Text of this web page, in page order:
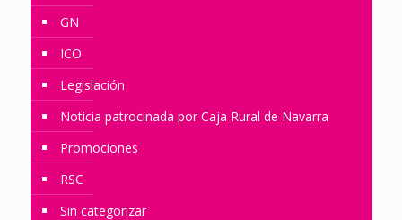
GN
ICO
Legislación
Noticia patrocinada por Caja Rural de Navarra
Promociones
RSC
Sin categorizar